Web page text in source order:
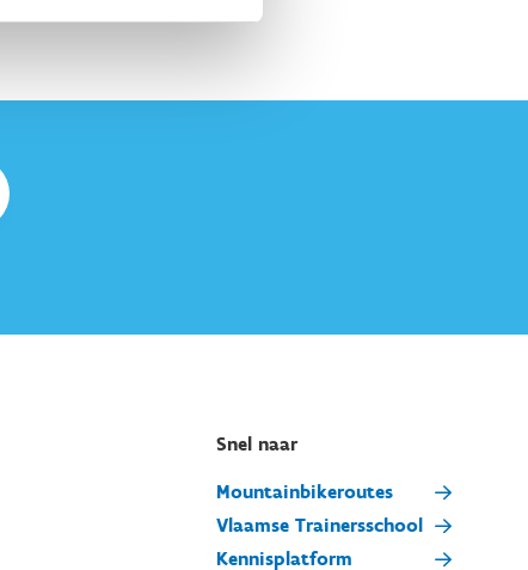
Snel naar
Mountainbikeroutes
Vlaamse Trainersschool
Kennisplatform